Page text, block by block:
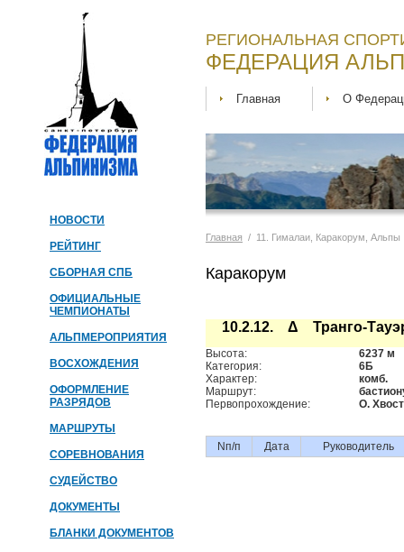
НОВОСТИ
РЕЙТИНГ
СБОРНАЯ СПБ
ОФИЦИАЛЬНЫЕ
ЧЕМПИОНАТЫ
АЛЬПМЕРОПРИЯТИЯ
ВОСХОЖДЕНИЯ
ОФОРМЛЕНИЕ
РАЗРЯДОВ
МАРШРУТЫ
СОРЕВНОВАНИЯ
СУДЕЙСТВО
ДОКУМЕНТЫ
БЛАНКИ ДОКУМЕНТОВ
РЕГИОНАЛЬНАЯ
ФЕДЕРАЦИЯ
Главная О
Главная / 11. Гималаи, Каракорум,
Каракорум
10.2.12. Δ Транго-
Высота:
6237 м
Категория:
6Б
Характер:
комб.
Маршрут:
Первопрохождение:
О.
Nп/п Дата Руководитель